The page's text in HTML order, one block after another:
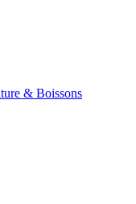
& Boissons